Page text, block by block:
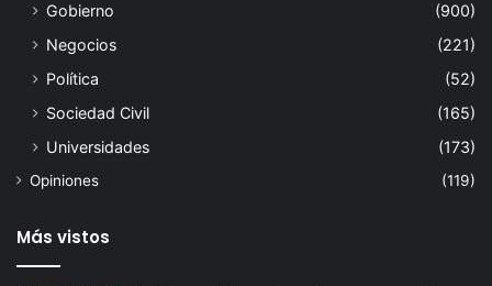
Gobierno
(900)
Negocios
(221)
Política
(52)
Sociedad Civil
(165)
Universidades
(173)
Opiniones (119)
Más vistos